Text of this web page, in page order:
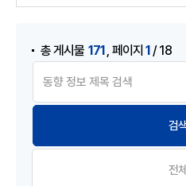
총 게시물 171 ,페이지1/ 18
전체